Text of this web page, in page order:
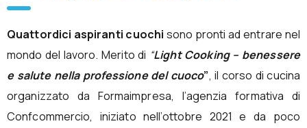
Quattordici aspiranti cuochi sono pronti ad entrare nel
mondo del lavoro. Merito di “Light Cooking – benessere
e salute nella professione del cuoco”, il corso di cucina
organizzato da Formaimpresa, l’agenzia formativa di
Confcommercio, iniziato nell’ottobre 2021 e da poco